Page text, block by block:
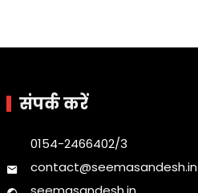
संपर्क करें
0154-2466402/3
contact@seemasandesh.in